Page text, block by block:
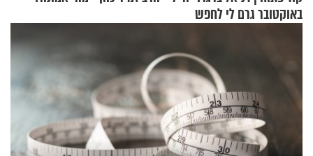
באוקטובר גרם לי לחפש